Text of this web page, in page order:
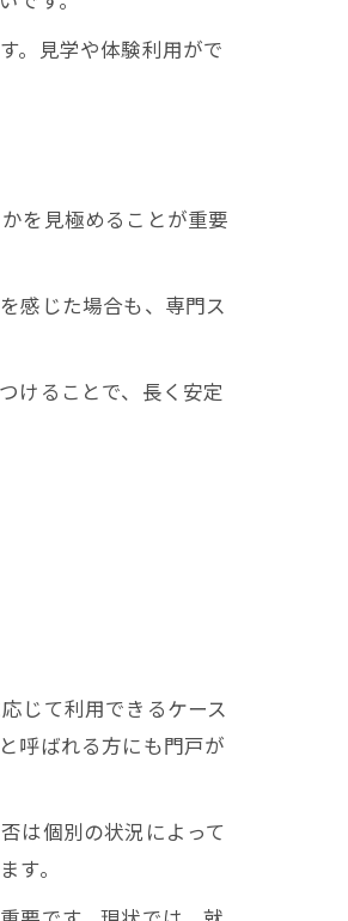
。見学や体験利用がで
を見極めることが重要
感じた場合も、専門ス
けることで、長く安定
じて利用できるケース
呼ばれる方にも門戸が
は個別の状況によって
す。